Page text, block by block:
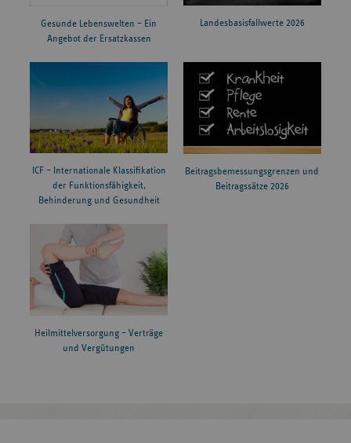
Gesunde Lebenswelten – Ein
Angebot der Ersatzkassen
Landesbasisfallwerte 2026
ICF – Internationale Klassifikation
der Funktionsfähigkeit,
Behinderung und Gesundheit
Beitragsbemessungsgrenzen und
Beitragssätze 2026
Heilmittelversorgung – Verträge
und Vergütungen